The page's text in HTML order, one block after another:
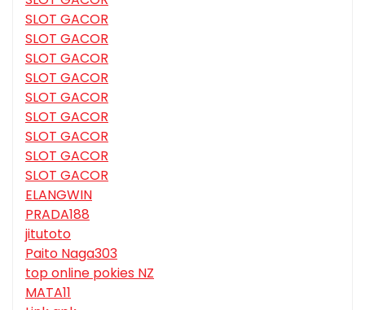
SLOT GACOR
SLOT GACOR
SLOT GACOR
SLOT GACOR
SLOT GACOR
SLOT GACOR
SLOT GACOR
SLOT GACOR
SLOT GACOR
ELANGWIN
PRADA188
jitutoto
Paito Naga303
top online pokies NZ
MATA11